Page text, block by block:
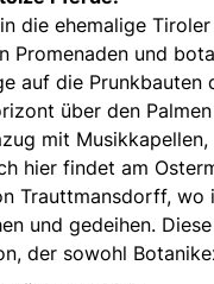
die ehemalige
Promenaden und
auf die
über den
mit
hier findet am
Trauttmansdorff,
und gedeihen.
der sowohl